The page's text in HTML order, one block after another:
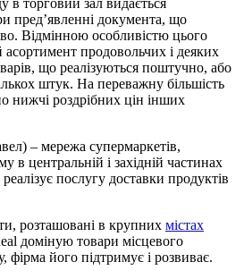
в торговий зал видається
пред’явленні документа, що
Відмінною особливістю цього
продовольчих і деяких
що реалізуються поштучно, або
штук. На переважну більшість
нижчі роздрібних цін інших
– мережа супермаркетів,
в центральній і західній частинах
послугу доставки продуктів
розташовані в крупних містах
доміную товари місцевого
фірма його підтримує і розвиває.